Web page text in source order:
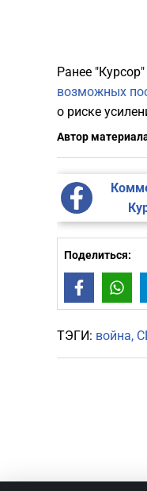
Ранее
возможных
о риске
Автор
Поделиться:
Facebook
ТЭГИ: война